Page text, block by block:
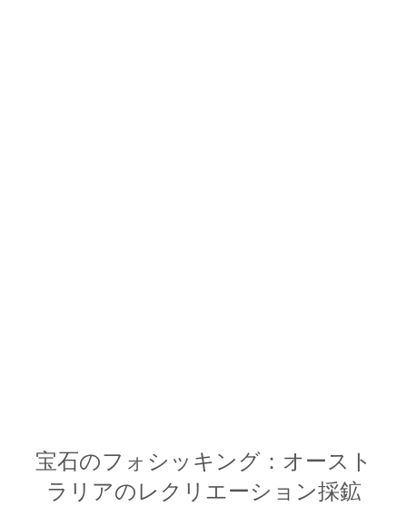
宝石のフォシッキング：オースト
ラリアのレクリエーション採鉱